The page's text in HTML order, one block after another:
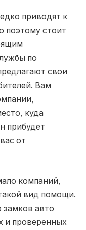
приводят к
поэтому стоит
по
свои
Вам
куда
прибудет
от
компаний,
вид помощи.
авто
и проверенных